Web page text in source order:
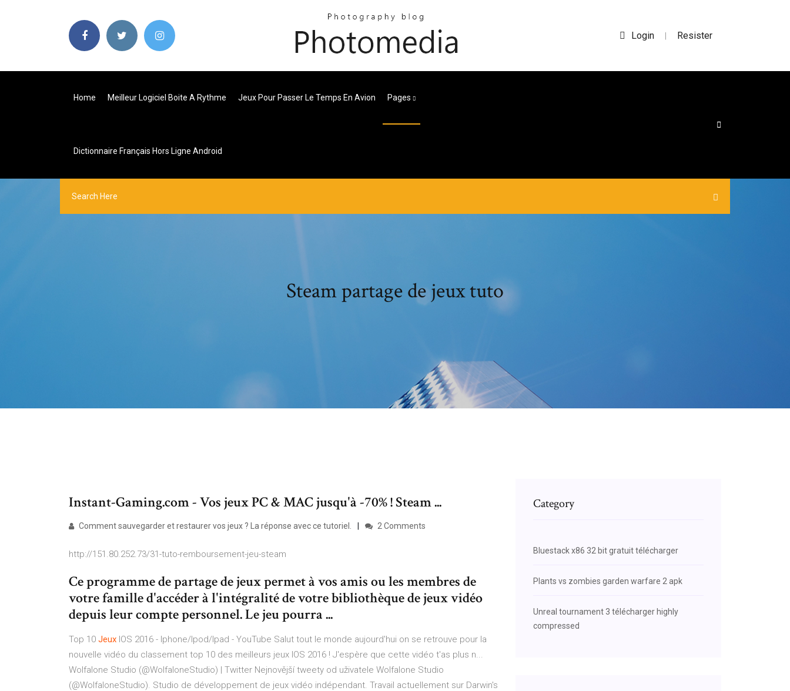
Login | Resister
Home Meilleur Logiciel Boite A Rythme Jeux Pour Passer Le Temps En Avion Pages
Dictionnaire Français Hors Ligne Android
Steam partage de jeux tuto
Instant-Gaming.com - Vos jeux PC & MAC jusqu'à -70% ! Steam ...
Comment sauvegarder et restaurer vos jeux ? La réponse avec ce tutoriel. 2 Comments
http://151.80.252.73/31-tuto-remboursement-jeu-steam
Ce programme de partage de jeux permet à vos amis ou les membres de
votre famille d'accéder à l'intégralité de votre bibliothèque de jeux vidéo
depuis leur compte personnel. Le jeu pourra ...
Top 10 Jeux IOS 2016 - Iphone/Ipod/Ipad - YouTube Salut tout le monde aujourd'hui on se retrouve pour la
nouvelle vidéo du classement top 10 des meilleurs jeux IOS 2016 ! J'espère que cette vidéo t'as plus n...
Wolfalone Studio (@WolfaloneStudio) | Twitter Nejnovější tweety od uživatele Wolfalone Studio
(@WolfaloneStudio). Studio de développement de jeux vidéo indépendant. Travail actuellement sur Darwin's
Category
Bluestack x86 32 bit gratuit télécharger
Plants vs zombies garden warfare 2 apk
Unreal tournament 3 télécharger highly
compressed